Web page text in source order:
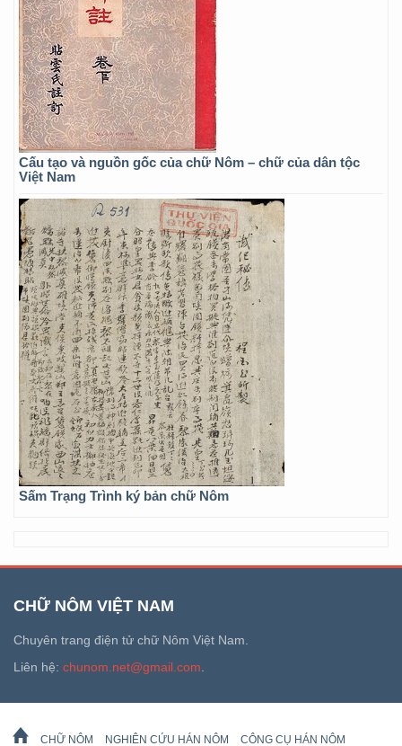
Cấu tạo và nguồn gốc của chữ Nôm – chữ của dân tộc
Việt Nam
Sấm Trạng Trình ký bản chữ Nôm
CHỮ NÔM VIỆT NAM
Chuyên trang điện tử chữ Nôm Việt Nam.
Liên hệ: chunom.net@gmail.com
CHỮ NÔM NGHIÊN CỨU HÁN NÔM CÔNG CỤ HÁN NÔM